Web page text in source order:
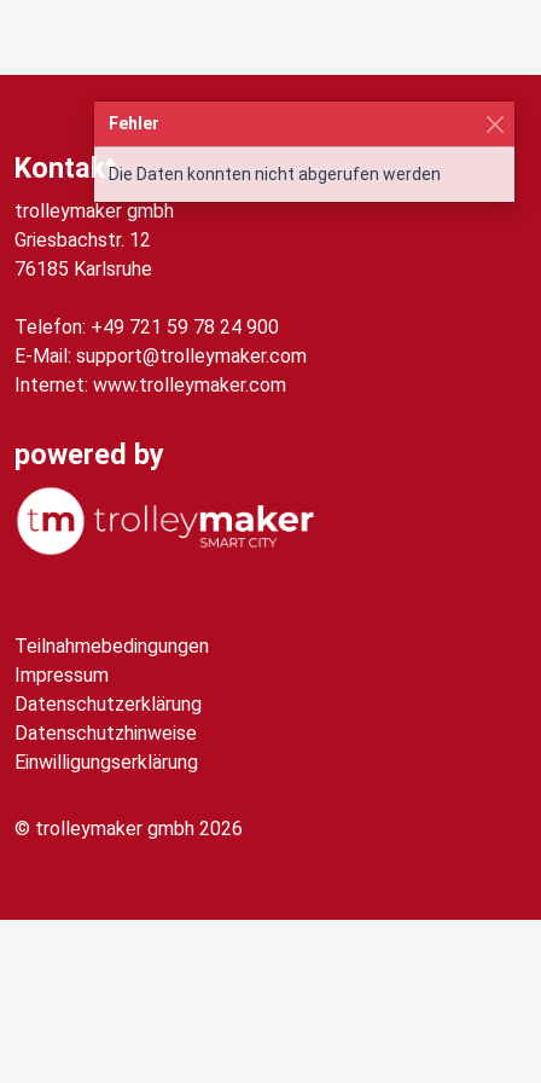
Fehler
Die Daten konnten nicht abgerufen werden
Kontakt
trolleymaker gmbh
Griesbachstr. 12
76185 Karlsruhe
Telefon: +49 721 59 78 24 900
E-Mail: support@trolleymaker.com
Internet: www.trolleymaker.com
powered by
Teilnahmebedingungen
Impressum
Datenschutzerklärung
Datenschutzhinweise
Einwilligungserklärung
© trolleymaker gmbh 2026